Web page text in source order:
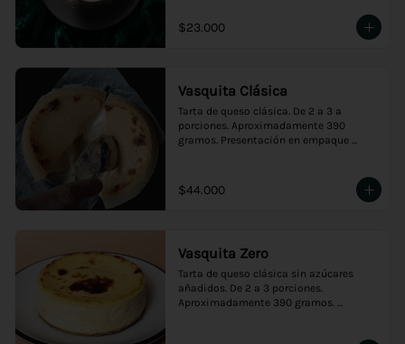
$23.000
Vasquita Clásica
Tarta de queso clásica. De 2 a 3 a
porciones. Aproximadamente 390
gramos. Presentación en empaque
$44.000
Vasquita Zero
Tarta de queso clásica sin azúcares
añadidos. De 2 a 3 porciones.
Aproximadamente 390 gramos.